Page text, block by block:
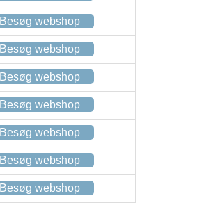
Besøg webshop
Besøg webshop
Besøg webshop
Besøg webshop
Besøg webshop
Besøg webshop
Besøg webshop